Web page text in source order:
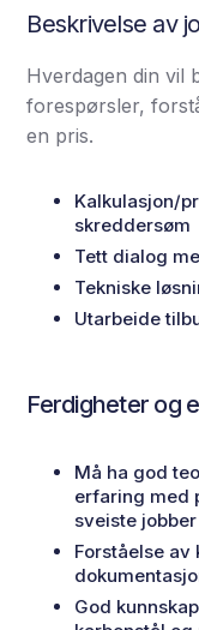
Beskrivelse av
Hverdagen din vil
forespørsler,
en pris.
Kalkulasjon/
skreddersøm
Tett dialog
Tekniske
Utarbeide
Ferdigheter og
Må ha god
erfaring med
sveiste jobber
Forståelse
God